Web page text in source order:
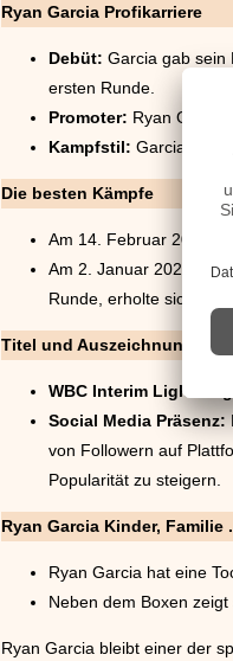
Ryan Garcia Profikarriere
Debüt: Garcia gab sein
ersten Runde.
Promoter: Ryan Garcia
Kampfstil: Garcia ist
Die besten Kämpfe
Am 14. Februar 2020
Am 2. Januar 2021
Runde, erholte sich
Titel und Auszeichnungen
WBC Interim
Social Media Präsenz:
von Followern auf
Popularität zu steigern.
Ryan Garcia Kinder, Familie
Ryan Garcia hat eine
Neben dem Boxen
Ryan Garcia bleibt einer der